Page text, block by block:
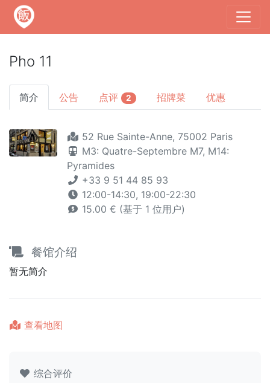
Pho 11
简介 公告 点评 2 招牌菜 优惠
52 Rue Sainte-Anne, 75002 Paris
M3: Quatre-Septembre M7, M14:
Pyramides
+33 9 51 44 85 93
12:00-14:30, 19:00-22:30
15.00 € (基于 1 位用户)
餐馆介绍
暂无简介
查看地图
综合评价